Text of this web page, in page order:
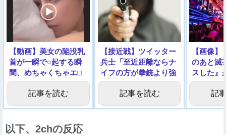
【動画】美女の陥没乳
首が一瞬で○起する瞬
間、めちゃくちゃエ□
い
記事を読む
【接近戦】ツイッター
兵士「至近距離ならナ
イフの方が拳銃より強
いんやでｗｗｗ」
記事を読む
【画像
のあと滅
スした
記
以下、2chの反応